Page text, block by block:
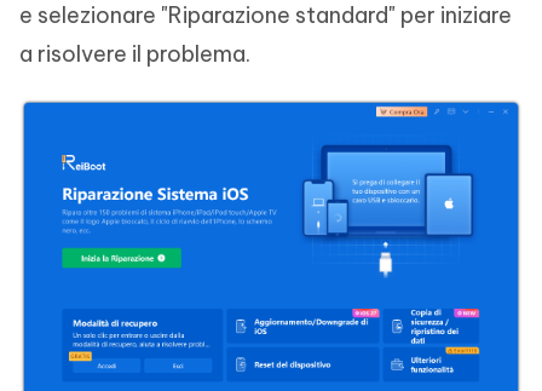
e selezionare "Riparazione standard" per iniziare
a risolvere il problema.